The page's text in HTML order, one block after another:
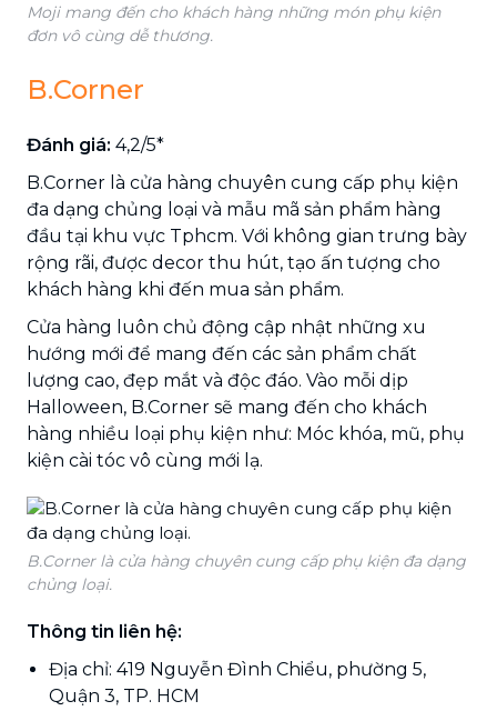
Moji mang đến cho khách hàng những món phụ kiện
đơn vô cùng dễ thương.
B.Corner
Đánh giá: 4,2/5*
B.Corner là cửa hàng chuyên cung cấp phụ kiện
đa dạng chủng loại và mẫu mã sản phẩm hàng
đầu tại khu vực Tphcm. Với không gian trưng bày
rộng rãi, được decor thu hút, tạo ấn tượng cho
khách hàng khi đến mua sản phẩm.
Cửa hàng luôn chủ động cập nhật những xu
hướng mới để mang đến các sản phẩm chất
lượng cao, đẹp mắt và độc đáo. Vào mỗi dịp
Halloween, B.Corner sẽ mang đến cho khách
hàng nhiều loại phụ kiện như: Móc khóa, mũ, phụ
kiện cài tóc vô cùng mới lạ.
B.Corner là cửa hàng chuyên cung cấp phụ kiện đa dạng
chủng loại.
Thông tin liên hệ:
Địa chỉ: 419 Nguyễn Đình Chiểu, phường 5,
Quận 3, TP. HCM